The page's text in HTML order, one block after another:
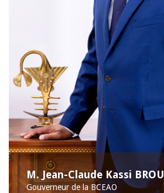
M. Jean-Claude Kassi BROU
Gouverneur de la BCEAO